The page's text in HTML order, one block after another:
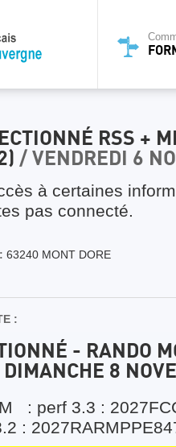
RSS +
/ VENDREDI 6
à certaines
pas connecté.
63240 MONT DORE
:
- RANDO
8
: perf 3.3 :
: